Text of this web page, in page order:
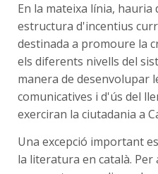
En la mateixa línia,
estructura d'incentius
destinada a promoure la
els diferents nivells del
manera de desenvolupar
comunicatives i d'ús del
exerciran la ciutadania a
Una excepció important
la literatura en català. Per